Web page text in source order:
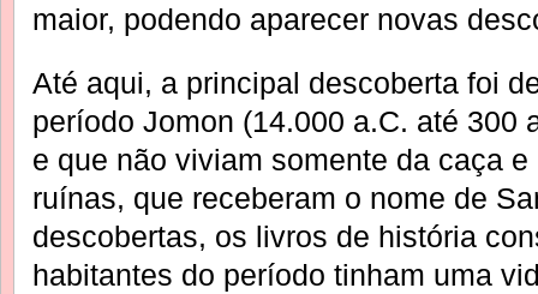
maior, podendo aparecer novas
Até aqui, a principal descoberta foi
período Jomon (14.000 a.C. até 300
e que não viviam somente da caça
ruínas, que receberam o nome de
descobertas, os livros de história
habitantes do período tinham uma